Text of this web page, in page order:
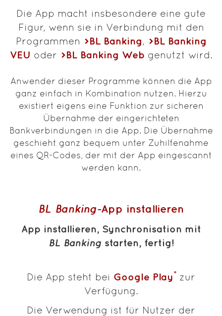
Die App macht insbesondere eine gute
Figur, wenn sie in Verbindung mit den
Programmen
BL Banking,
BL Banking
VEU oder BL Banking Web genutzt wird.
Anwender dieser Programme können die App
ganz einfach in Kombination nutzen. Hierzu
existiert eigens eine Funktion zur sicheren
Übernahme der eingerichteten
Bankverbindungen in die App. Die Übernahme
geschieht ganz bequem unter Zuhilfenahme
eines QR-Codes, der mit der App eingescannt
werden kann.
BL Banking-App installieren
App installieren, Synchronisation mit
BL Banking starten, fertig!
Die App steht bei Google Play* zur
Verfügung.
Die Verwendung ist für Nutzer der